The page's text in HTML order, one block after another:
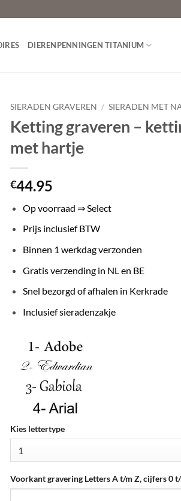
DIERENPENNINGEN TITANIUM
SIERADEN GRAVEREN / SIERADEN MET
Ketting graveren –
met hartje
€44.95
Op voorraad ⇒ Select
Prijs inclusief BTW
Binnen 1 werkdag verzonden
Gratis verzending in NL en BE
Snel bezorgd of afhalen in Kerkrade
Inclusief sieradenzakje
Kies lettertype
Voorkant gravering Letters A t/m Z, cijfers 0